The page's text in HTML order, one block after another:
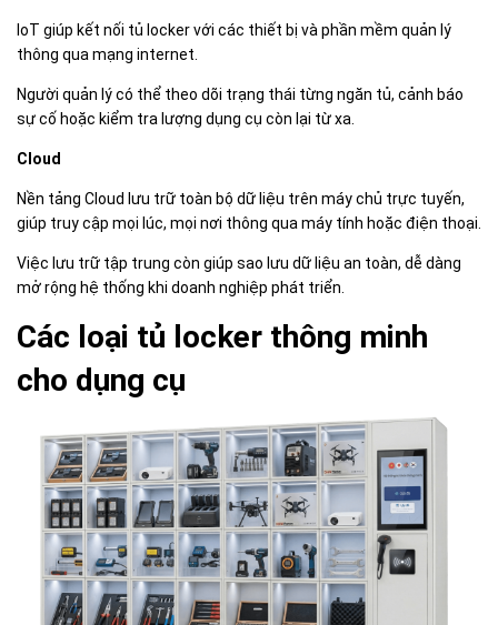
IoT giúp kết nối tủ locker với các thiết bị và phần mềm quản lý
thông qua mạng internet.
Người quản lý có thể theo dõi trạng thái từng ngăn tủ, cảnh báo
sự cố hoặc kiểm tra lượng dụng cụ còn lại từ xa.
Cloud
Nền tảng Cloud lưu trữ toàn bộ dữ liệu trên máy chủ trực tuyến,
giúp truy cập mọi lúc, mọi nơi thông qua máy tính hoặc điện thoại.
Việc lưu trữ tập trung còn giúp sao lưu dữ liệu an toàn, dễ dàng
mở rộng hệ thống khi doanh nghiệp phát triển.
Các loại tủ locker thông minh
cho dụng cụ